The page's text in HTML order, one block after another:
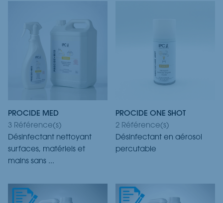
PROCIDE MED
3 Référence(s)
Désinfectant nettoyant
surfaces, matériels et
mains sans ...
PROCIDE ONE SHOT
2 Référence(s)
Désinfectant en aérosol
percutable